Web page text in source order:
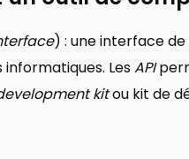
) : une interface
LesAPI
kitou kit de